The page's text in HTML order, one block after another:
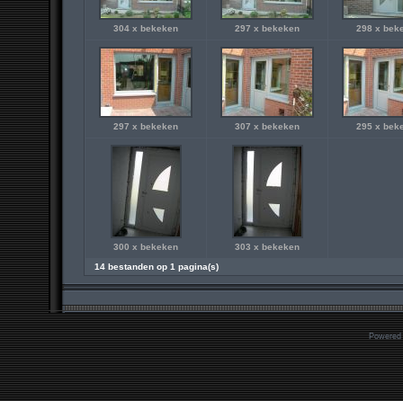
304 x bekeken 297 x bekeken 298 x
297 x bekeken 307 x bekeken 295 x
300 x bekeken
303 x bekeken
14 bestanden op 1 pagina(s)